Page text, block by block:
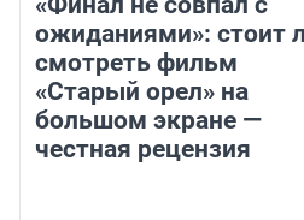
ожиданиями»: стоит
смотреть фильм
«Старый орел» на
большом экране —
честная рецензия